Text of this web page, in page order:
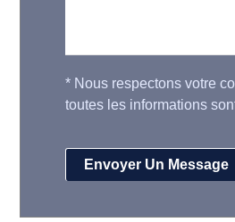
* Nous respectons votre
toutes les informations